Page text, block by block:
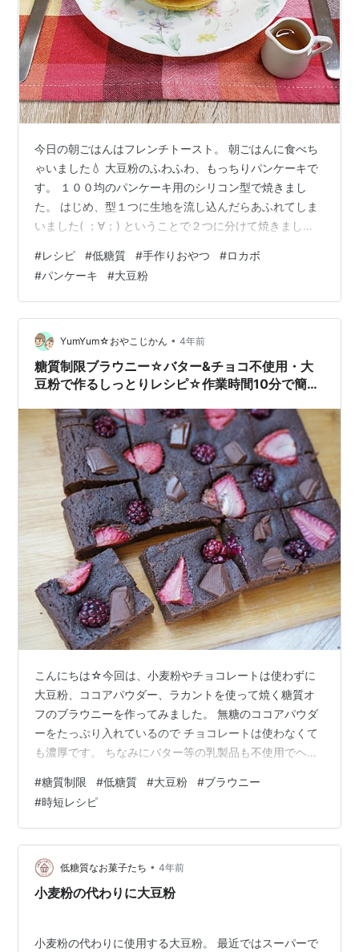
今日の朝ごはんはフレンチトースト。 朝ごはんに食べち
ゃいました💧 大豆粉のふわふわ、もっちりパンケーキで
す。 １００均のパンケーキ用のシリコン型で焼きまし
た。 はじめ、型１つに生地を流し込んだらあふれてしま
いました( ；∀；) ということで２つに分けて焼きまし
Instagramでスワイプレシピも公開中です。 ご参考に⇩
View this post on Instagram A post shared by すずめ
(@f.suzume) 材料 作り方 ポイント カロリーと糖質 材料
（１食分） 卵黄 １つ アーモンドミルク 大さじ１杯 溶…
#レシピ #低糖質 #手作りおやつ #ロカボ
#パンケーキ #大豆粉
YumYum☆おやこじかん • 4年前
糖質制限ブラウニー☆バター&チョコ不使用・大
豆粉で作るしっとりレシピ☆作業時間10分で簡
こんにちは☆今回は、小麦粉やチョコレートは使わずに
大豆粉、ココアパウダー、ラカントを使って焼く糖質オ
フのブラウニーを作ってみました。 無糖のココアパウダ
ーをたっぷり入れているので チョコレートは使わなくて
も濃厚です。 ちなみにバター等の乳製品も不使用でヘル
ります。 とてもしっとりしていて、小麦粉不使用だなん
て言われないとわからないと思います！ 目次 大豆粉ブラ
ウニーの材料 (20×20スクエア型） おすすめの材料 作り
方 大豆粉ブラウニーの材料 (20×20スクエア型） ○植物
油 （サラダ油、米油、太白ごま油等）80g ○ラカント
90…
#糖質制限 #低糖質 #大豆粉 #ブラウニー
#時短レシピ
低糖質なお菓子たち • 4年前
小麦粉の代わりに大豆粉